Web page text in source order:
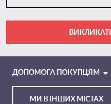
TELEGRAM
МИ В ІНШИХ МІСТАХ
ДОПОМОГА ПОКУПЦЯМ